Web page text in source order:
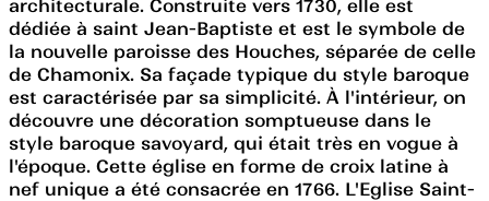
architecturale. Construite vers 1730, elle est
dédiée à saint Jean-Baptiste et est le symbole de
la nouvelle paroisse des Houches, séparée de celle
de Chamonix. Sa façade typique du style baroque
est caractérisée par sa simplicité. À l'intérieur, on
découvre une décoration somptueuse dans le
style baroque savoyard, qui était très en vogue à
l'époque. Cette église en forme de croix latine à
nef unique a été consacrée en 1766. L'Eglise Saint-